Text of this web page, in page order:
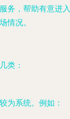
务，帮助有意进入
情况。
类：
为系统。例如：